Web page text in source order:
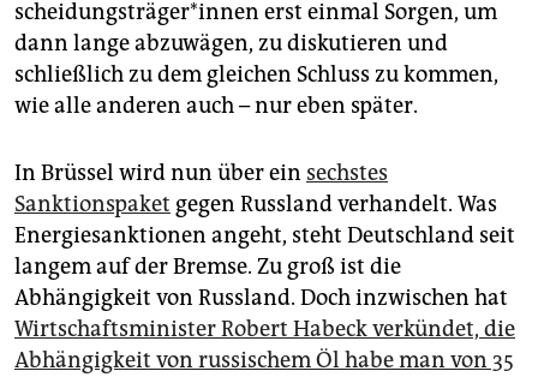
schei­dungs­trä­ge­r*in­nen erst einmal Sorgen, um
dann lange abzuwägen, zu diskutieren und
schließlich zu dem gleichen Schluss zu kommen,
wie alle anderen auch – nur eben später.
In Brüssel wird nun über ein sechstes
Sanktionspaket gegen Russland verhandelt. Was
Energiesanktionen angeht, steht Deutschland seit
langem auf der Bremse. Zu groß ist die
Abhängigkeit von Russland. Doch inzwischen hat
Wirtschaftsminister Robert Habeck verkündet, die
Abhängigkeit von russischem Öl habe man von 35